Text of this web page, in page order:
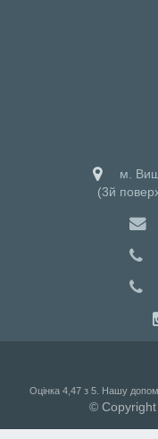
м.
(3й
Оцiнка 4,47 з 5 . Нашу
© Copyright